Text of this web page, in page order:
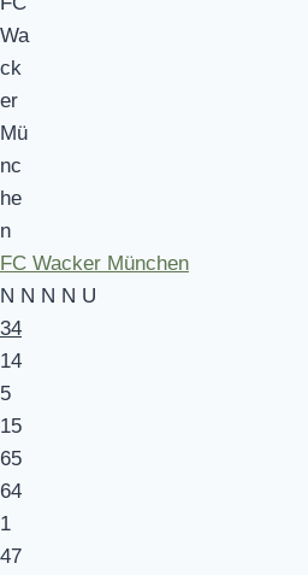
FC Wacker München
N N N N U
34
14
5
15
65
64
1
47